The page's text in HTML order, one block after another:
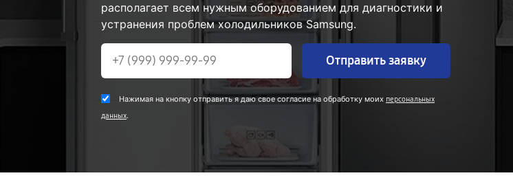
располагает всем нужным оборудованием для диагностики и
устранения проблем холодильников Samsung.
Отправить заявку
Нажимая на кнопку отправить я даю свое согласие на обработку моих персональных
данных.